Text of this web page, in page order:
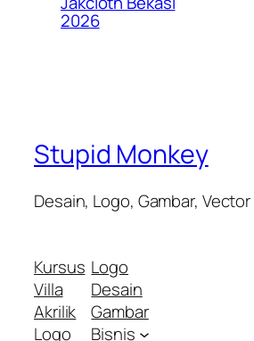
2026
Stupid Monkey
Desain, Logo, Gambar, Vector
Kursus
Villa
Akrilik
Logo
Logo
Desain
Gambar
Bisnis